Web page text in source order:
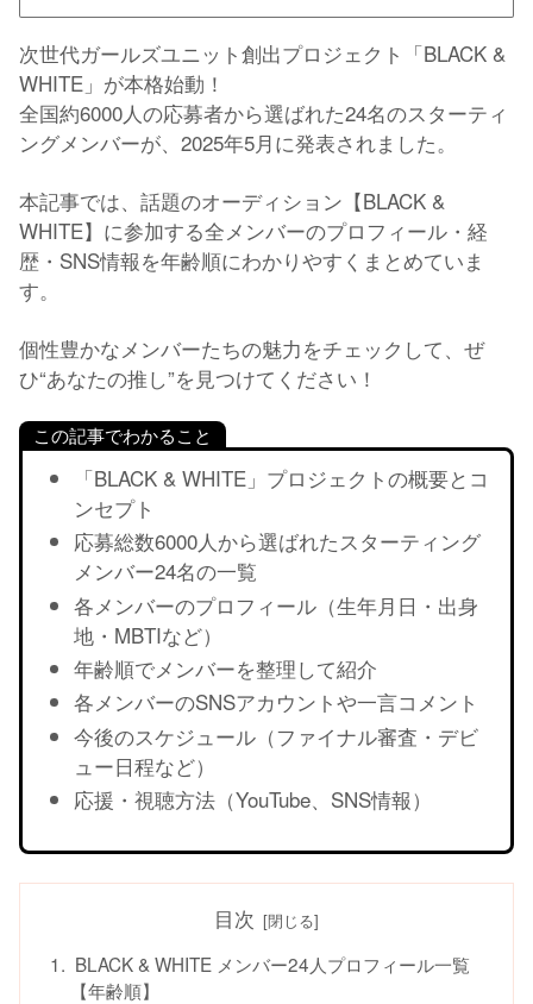
次世代ガールズユニット創出プロジェクト「BLACK &
WHITE」が本格始動！
全国約6000人の応募者から選ばれた24名のスターティ
ングメンバーが、2025年5月に発表されました。
本記事では、話題のオーディション【BLACK &
WHITE】に参加する全メンバーのプロフィール・経
歴・SNS情報を年齢順にわかりやすくまとめていま
す。
個性豊かなメンバーたちの魅力をチェックして、ぜ
ひ“あなたの推し”を見つけてください！
この記事でわかること
「BLACK & WHITE」プロジェクトの概要とコ
ンセプト
応募総数6000人から選ばれたスターティング
メンバー24名の一覧
各メンバーのプロフィール（生年月日・出身
地・MBTIなど）
年齢順でメンバーを整理して紹介
各メンバーのSNSアカウントや一言コメント
今後のスケジュール（ファイナル審査・デビ
ュー日程など）
応援・視聴方法（YouTube、SNS情報）
目次
BLACK & WHITE メンバー24人プロフィール一覧
【年齢順】